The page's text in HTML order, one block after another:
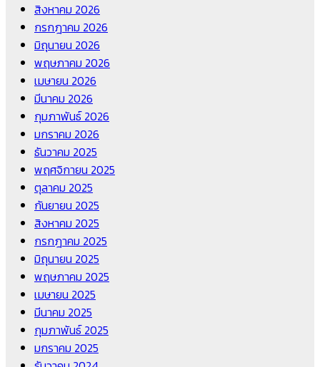
สิงหาคม 2026
กรกฎาคม 2026
มิถุนายน 2026
พฤษภาคม 2026
เมษายน 2026
มีนาคม 2026
กุมภาพันธ์ 2026
มกราคม 2026
ธันวาคม 2025
พฤศจิกายน 2025
ตุลาคม 2025
กันยายน 2025
สิงหาคม 2025
กรกฎาคม 2025
มิถุนายน 2025
พฤษภาคม 2025
เมษายน 2025
มีนาคม 2025
กุมภาพันธ์ 2025
มกราคม 2025